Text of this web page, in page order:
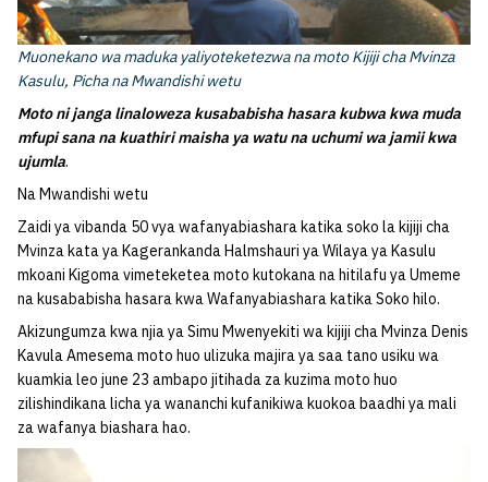
Muonekano wa maduka yaliyoteketezwa na moto Kijiji cha Mvinza
Kasulu, Picha na Mwandishi wetu
Moto ni janga linaloweza kusababisha hasara kubwa kwa muda
mfupi sana na kuathiri maisha ya watu na uchumi wa jamii kwa
ujumla.
Na Mwandishi wetu
Zaidi ya vibanda 50 vya wafanyabiashara katika soko la kijiji cha
Mvinza kata ya Kagerankanda Halmshauri ya Wilaya ya Kasulu
mkoani Kigoma vimeteketea moto kutokana na hitilafu ya Umeme
na kusababisha hasara kwa Wafanyabiashara katika Soko hilo.
Akizungumza kwa njia ya Simu Mwenyekiti wa kijiji cha Mvinza Denis
Kavula Amesema moto huo ulizuka majira ya saa tano usiku wa
kuamkia leo june 23 ambapo jitihada za kuzima moto huo
zilishindikana licha ya wananchi kufanikiwa kuokoa baadhi ya mali
za wafanya biashara hao.